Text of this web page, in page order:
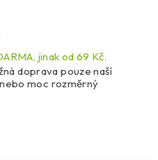
s barevným křemičitým
vytváří hladký, barevný a
aplikuje nerezovým
a po vytvrdnutí je odolná
udržuje.
přičemž světlé barvy s
plochy. Tmavé a syté
architektonické detaily. Díky
jinak od 69 Kč.
doprava pouze naší
moc rozměrný